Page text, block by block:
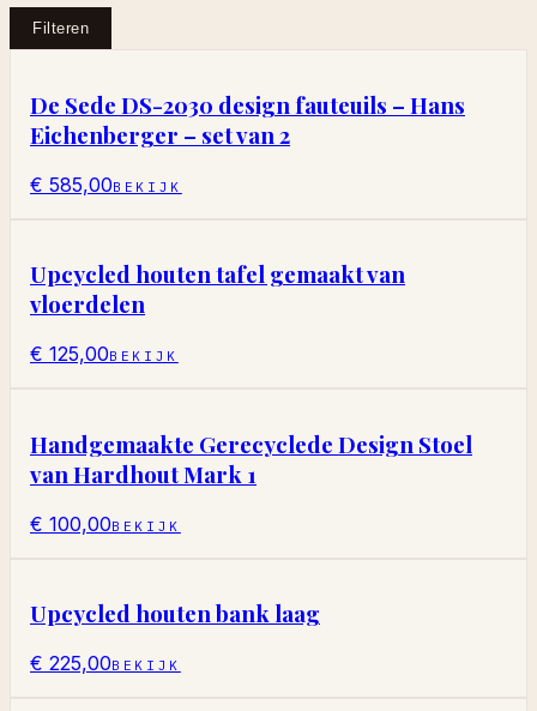
Filteren
De Sede DS-2030 design fauteuils – Hans
Eichenberger – set van 2
€ 585,00BEKIJK
Upcycled houten tafel gemaakt van
vloerdelen
€ 125,00BEKIJK
Handgemaakte Gerecyclede Design Stoel
van Hardhout Mark 1
€ 100,00BEKIJK
Upcycled houten bank laag
€ 225,00BEKIJK